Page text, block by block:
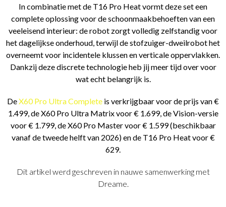
In combinatie met de T16 Pro Heat vormt deze set een
complete oplossing voor de schoonmaakbehoeften van een
veeleisend interieur: de robot zorgt volledig zelfstandig voor
het dagelijkse onderhoud, terwijl de stofzuiger-dweilrobot het
overneemt voor incidentele klussen en verticale oppervlakken.
Dankzij deze discrete technologie heb jij meer tijd over voor
wat echt belangrijk is.
DeX60 Pro Ultra Complete is verkrijgbaar voor de prijs van €
1.499, de X60 Pro Ultra Matrix voor € 1.699, de Vision-versie
voor € 1.799, de X60 Pro Master voor € 1.599 (beschikbaar
vanaf de tweede helft van 2026) en de T16 Pro Heat voor €
629.
Dit artikel werd geschreven in nauwe samenwerking met
Dreame.